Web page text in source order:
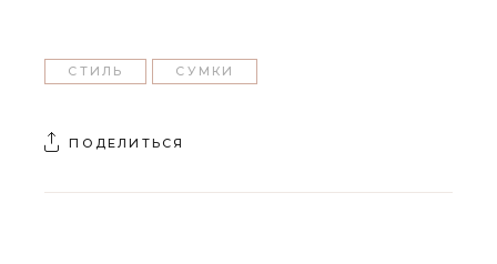
СТИЛЬ СУМКИ
ПОДЕЛИТЬСЯ